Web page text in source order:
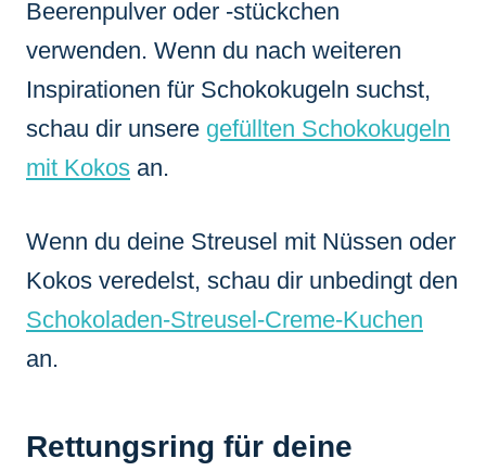
Beerenpulver oder -stückchen
verwenden. Wenn du nach weiteren
Inspirationen für Schokokugeln suchst,
schau dir unsere gefüllten Schokokugeln
mit Kokos an.
Wenn du deine Streusel mit Nüssen oder
Kokos veredelst, schau dir unbedingt den
Schokoladen-Streusel-Creme-Kuchen
an.
Rettungsring für deine